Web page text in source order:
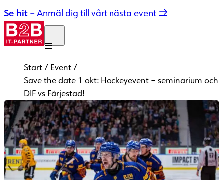
Se hit –Anmäl dig till vårt nästa event
Start / Event /
Save the date 1 okt: Hockeyevent – seminarium och
DIF vs Färjestad!